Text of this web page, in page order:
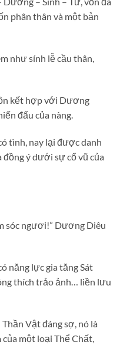
phân thân và một bản
như sính lễ cầu thân,
kết hợp với Dương
đấu của nàng.
tình, nay lại được danh
ý dưới sự cổ vũ của
sóc ngươi!” Dương Diêu
năng lực gia tăng Sát
thích trảo ảnh… liền lưu
Vật đáng sợ, nó là
một loại Thể Chất,